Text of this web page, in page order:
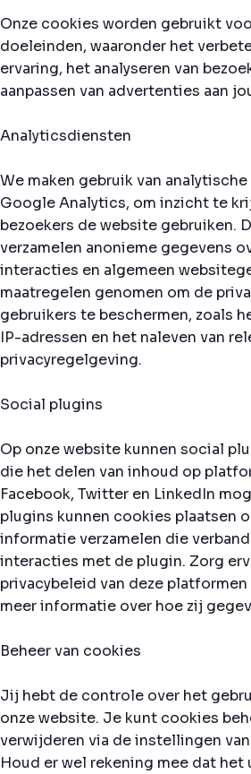
Onze cookies worden gebruikt
doeleinden, waaronder het
ervaring, het analyseren van
aanpassen van advertenties aan
Analyticsdiensten
We maken gebruik van
Google Analytics, om inzicht te
bezoekers de website gebruiken.
verzamelen anonieme gegevens
interacties en algemeen
maatregelen genomen om de
gebruikers te beschermen, zoals
IP-adressen en het naleven van
privacyregelgeving.
Social plugins
Op onze website kunnen social
die het delen van inhoud op
Facebook, Twitter en LinkedIn
plugins kunnen cookies plaatsen
informatie verzamelen die
interacties met de plugin. Zorg
privacybeleid van deze
meer informatie over hoe zij
Beheer van cookies
Jij hebt de controle over het
onze website. Je kunt cookies
verwijderen via de instellingen
Houd er wel rekening mee dat het